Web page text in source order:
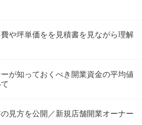
や坪単価をを見積書を見ながら理解
が知っておくべき開業資金の平均値
見方を公開／新規店舗開業オーナー